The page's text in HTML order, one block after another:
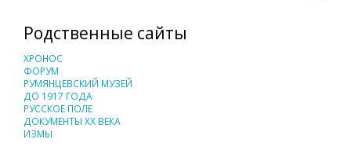
Родственные сайты
ХРОНОС
ФОРУМ
РУМЯНЦЕВСКИЙ МУЗЕЙ
ДО 1917 ГОДА
РУССКОЕ ПОЛЕ
ДОКУМЕНТЫ XX ВЕКА
ИЗМЫ